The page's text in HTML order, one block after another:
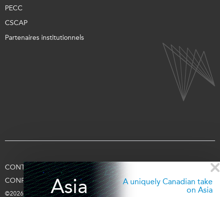
Asia
A uniquely Canadian take
on Asia
PECC
CSCAP
Partenaires institutionnels
CONTACTEZ-NOUS
CONDITIONS D’UTILISATION
CONFIDENTIALITÉ
APPUYEZ-NOUS SE CONNECTER
©2026 Fondation Asie Pacifique du Canada